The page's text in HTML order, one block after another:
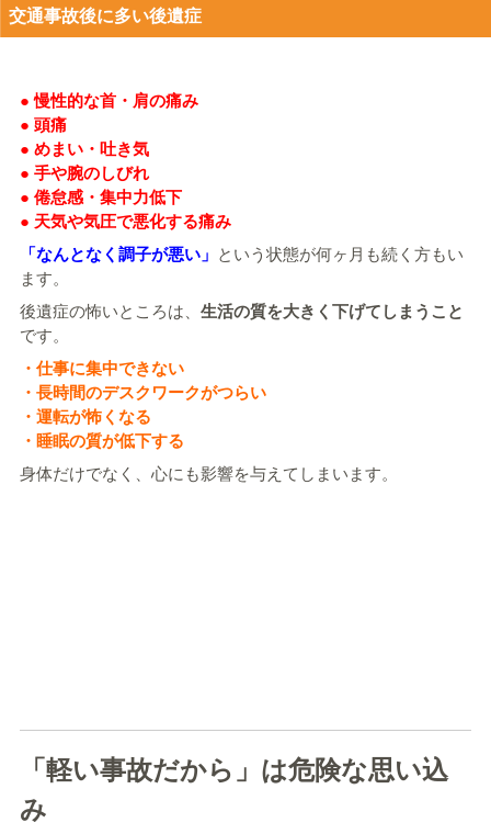
交通事故後に多い後遺症
● 慢性的な首・肩の痛み
● 頭痛
● めまい・吐き気
● 手や腕のしびれ
● 倦怠感・集中力低下
● 天気や気圧で悪化する痛み
「なんとなく調子が悪い」 という状態が何ヶ月も続く方もい
ます。
後遺症の怖いところは、 生活の質を大きく下げてしまうこと
です。
・仕事に集中できない
・長時間のデスクワークがつらい
・運転が怖くなる
・睡眠の質が低下する
身体だけでなく、心にも影響を与えてしまいます。
「軽い事故だから」は危険な思い込
み